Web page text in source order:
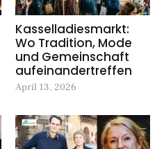
Kasselladiesmarkt:
Wo Tradition, Mode
und Gemeinschaft
aufeinandertreffen
April 13, 2026